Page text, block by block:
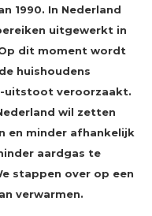
1990. In Nederland
uitgewerkt in
dit moment wordt
huishoudens
uitstoot veroorzaakt.
wil zetten
en minder afhankelijk
aardgas te
stappen over op een
verwarmen.